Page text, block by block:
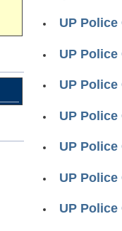
UP Police
UP Police
UP Police
UP Police
UP Police
UP Police
UP Police